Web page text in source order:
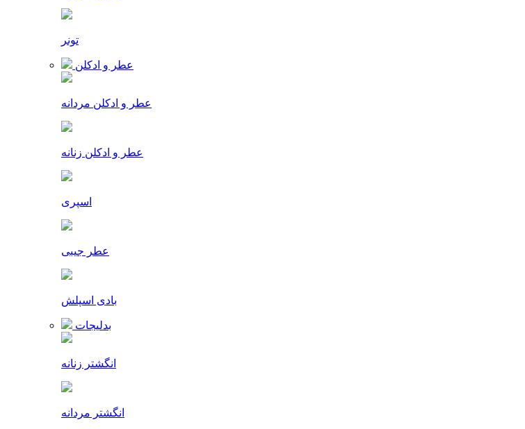
تونر
عطر و ادکلن
عطر و ادکلن مردانه
عطر و ادکلن زنانه
اسپری
عطر جیبی
بادی اسپلش
بدلیجات
انگشتر زنانه
انگشتر مردانه